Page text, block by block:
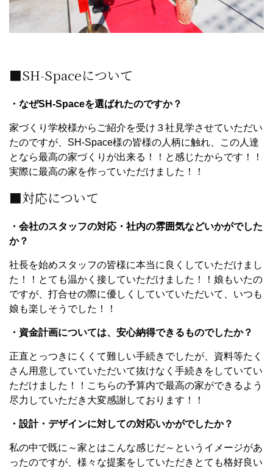
■SH-Spaceについて
・なぜSH-Spaceを選ばれたのですか？
家づくり学校様からご紹介を受け３社見学させていただい
たのですが、SH-Space様の皆様の人柄に触れ、この人達
となら最高の家づくりが出来る！！と感じたからです！！
実際に最高の家を作っていただけました！！
■対応について
・会社のスタッフの対応・社内の雰囲気などいかがでした
か？
社長を始めスタッフの皆様に本当に良くしていただけまし
た！！とても温かく接していただけました！！娘もいたの
ですが、打合せの際に優しくしていていただいて、いつも
娘も楽しそうでした！！
・資金計画については、安心納得できるものでしたか？
正直とっつきにくくて難しい手続きでしたが、資料等たく
さん用意していていただいて抜けなく手続きをしていてい
ただけました！！こちらの予算内で最高の家ができるよう
尽力していただき大変感謝しております！！
・設計・デザインに対しての対応いかがでしたか？
私の中で既に～家とはこんな感じだ～というイメージがあ
ったのですが、様々な提案をしていただきとても格好良い